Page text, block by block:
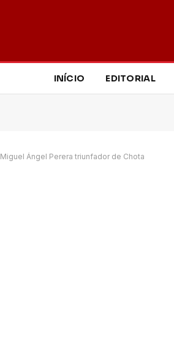
INÍCIO EDITORIAL
Miguel Ángel Perera triunfador de Chota